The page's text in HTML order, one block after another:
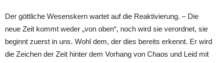
Der göttliche Wesenskern wartet auf die Reaktivierung. – Die
neue Zeit kommt weder „von oben“, noch wird sie verordnet, sie
beginnt zuerst in uns. Wohl dem, der dies bereits erkennt. Er wird
die Zeichen der Zeit hinter dem Vorhang von Chaos und Leid mit